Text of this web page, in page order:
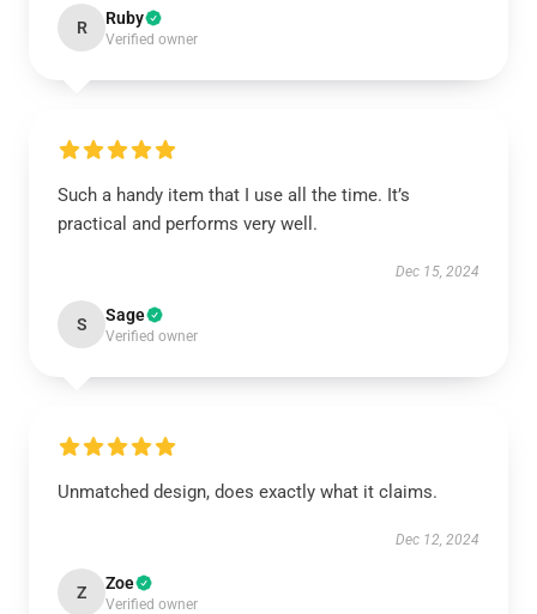
R Ruby
Verified owner
Such a handy item that I use all the time. It’s
practical and performs very well.
Dec 15, 2024
S Sage
Verified owner
Unmatched design, does exactly what it claims.
Dec 12, 2024
Z Zoe
Verified owner